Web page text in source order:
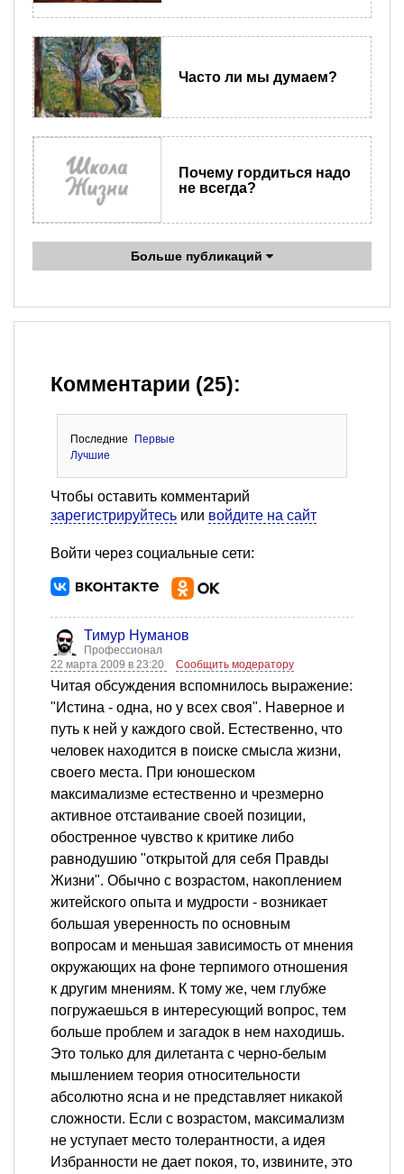
Часто ли мы думаем?
Почему гордиться надо
не всегда?
Больше публикаций
Комментарии (25):
Последние
Первые
Лучшие
Чтобы оставить комментарий
зарегистрируйтесь или войдите на сайт
Войти через социальные сети:
Тимур Нуманов
Профессионал
22 марта 2009 в 23:20
Сообщить модератору
Читая обсуждения вспомнилось выражение:
"Истина - одна, но у всех своя". Наверное и
путь к ней у каждого свой. Естественно, что
человек находится в поиске смысла жизни,
своего места. При юношеском
максимализме естественно и чрезмерно
активное отстаивание своей позиции,
обостренное чувство к критике либо
равнодушию "открытой для себя Правды
Жизни". Обычно с возрастом, накоплением
житейского опыта и мудрости - возникает
большая уверенность по основным
вопросам и меньшая зависимость от мнения
окружающих на фоне терпимого отношения
к другим мнениям. К тому же, чем глубже
погружаешься в интересующий вопрос, тем
больше проблем и загадок в нем находишь.
Это только для дилетанта с черно-белым
мышлением теория относительности
абсолютно ясна и не представляет никакой
сложности. Если с возрастом, максимализм
не уступает место толерантности, а идея
Избранности не дает покоя, то, извините, это